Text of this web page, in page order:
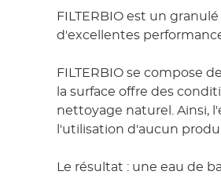
FILTERBIO est un
d'excellentes
FILTERBIO se compose
la surface offre des
nettoyage naturel. Ainsi,
l'utilisation d'aucun
Le résultat : une eau de